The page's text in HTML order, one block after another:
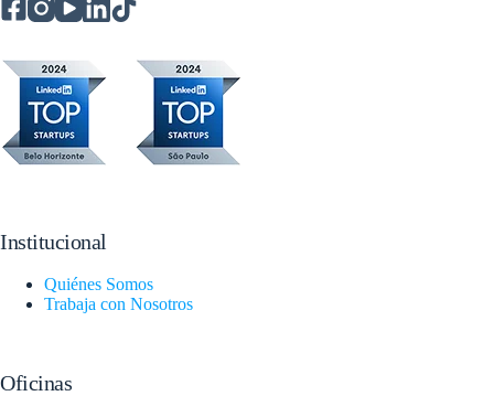
Institucional
Quiénes Somos
Trabaja con Nosotros
Oficinas